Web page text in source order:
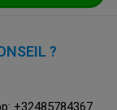
?
+32485784367